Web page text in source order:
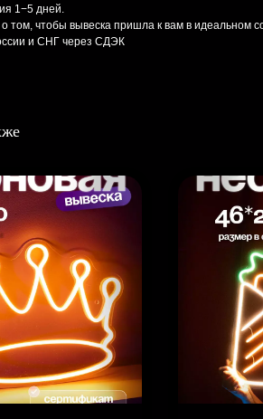
1−5 дней.
том, чтобы вывеска пришла к вам в идеальном
и СНГ через СДЭК